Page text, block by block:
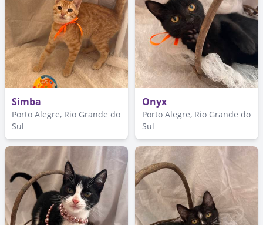
Simba
Porto Alegre, Rio Grande do
Sul
Onyx
Porto Alegre, Rio Grande do
Sul